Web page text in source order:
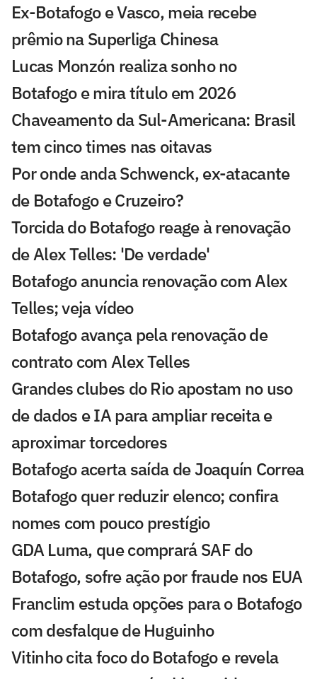
Ex-Botafogo e Vasco, meia recebe
prêmio na Superliga Chinesa
Lucas Monzón realiza sonho no
Botafogo e mira título em 2026
Chaveamento da Sul-Americana: Brasil
tem cinco times nas oitavas
Por onde anda Schwenck, ex-atacante
de Botafogo e Cruzeiro?
Torcida do Botafogo reage à renovação
de Alex Telles: 'De verdade'
Botafogo anuncia renovação com Alex
Telles; veja vídeo
Botafogo avança pela renovação de
contrato com Alex Telles
Grandes clubes do Rio apostam no uso
de dados e IA para ampliar receita e
aproximar torcedores
Botafogo acerta saída de Joaquín Correa
Botafogo quer reduzir elenco; confira
nomes com pouco prestígio
GDA Luma, que comprará SAF do
Botafogo, sofre ação por fraude nos EUA
Franclim estuda opções para o Botafogo
com desfalque de Huguinho
Vitinho cita foco do Botafogo e revela